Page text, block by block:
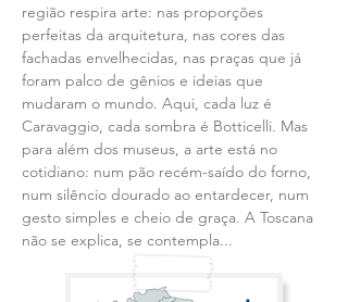
região respira arte: nas proporções
perfeitas da arquitetura, nas cores das
fachadas envelhecidas, nas praças que já
foram palco de gênios e ideias que
mudaram o mundo. Aqui, cada luz é
Caravaggio, cada sombra é Botticelli. Mas
para além dos museus, a arte está no
cotidiano: num pão recém-saído do forno,
num silêncio dourado ao entardecer, num
gesto simples e cheio de graça. A Toscana
não se explica, se contempla...